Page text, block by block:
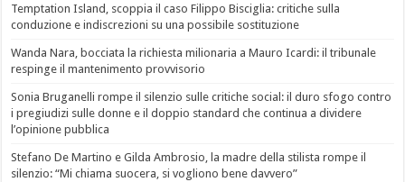
Temptation Island, scoppia il caso Filippo Bisciglia: critiche sulla
conduzione e indiscrezioni su una possibile sostituzione
Wanda Nara, bocciata la richiesta milionaria a Mauro Icardi: il tribunale
respinge il mantenimento provvisorio
Sonia Bruganelli rompe il silenzio sulle critiche social: il duro sfogo contro
i pregiudizi sulle donne e il doppio standard che continua a dividere
l’opinione pubblica
Stefano De Martino e Gilda Ambrosio, la madre della stilista rompe il
silenzio: “Mi chiama suocera, si vogliono bene davvero”